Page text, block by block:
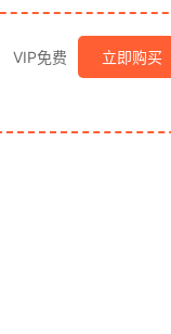
VIP免费 立即购买